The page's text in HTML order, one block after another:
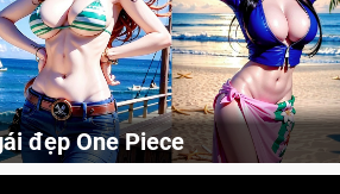
đẹp One Piece
Những cô nàng nóng bỏng Boa Hancock, Nico Robin, Nami, Yamato hay Perona được AI vẽ lại dưới hình thức Cosplay cực kỳ chuẩn chỉnh.